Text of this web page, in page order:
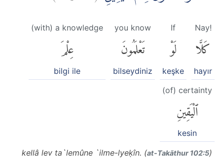
Nay!
كَلَّا
hayır
If
لَوْ
keşke
you know
تَعْلَمُونَ
bilseydiniz
(with) a knowledge
عِلْمَ
bilgi ile
(of) certainty
ٱلْيَقِينِ
kesin
kellâ lev ta`lemûne `ilme-lyeḳîn. (at-Takāthur 102:5)